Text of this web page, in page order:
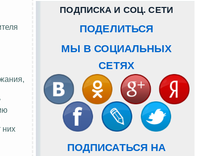
ПОДПИСКА И СОЦ. СЕТИ
ПОДЕЛИТЬСЯ
МЫ В СОЦИАЛЬНЫХ
СЕТЯХ
ПОДПИСАТЬСЯ НА
них